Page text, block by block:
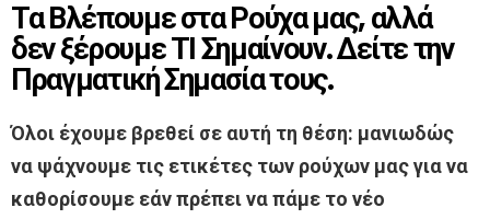
Τα Βλέπουμε στα Ρούχα μας, αλλά
δεν ξέρουμε ΤΙ Σημαίνουν. Δείτε την
Πραγματική Σημασία τους.
Όλοι έχουμε βρεθεί σε αυτή τη θέση: μανιωδώς
να ψάχνουμε τις ετικέτες των ρούχων μας για να
καθορίσουμε εάν πρέπει να πάμε το νέο